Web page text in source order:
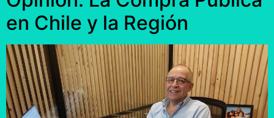
en Chile y la Región